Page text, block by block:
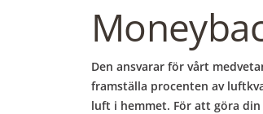
Den ansvarar för vårt
framställa procenten av
luft i hemmet. För att göra